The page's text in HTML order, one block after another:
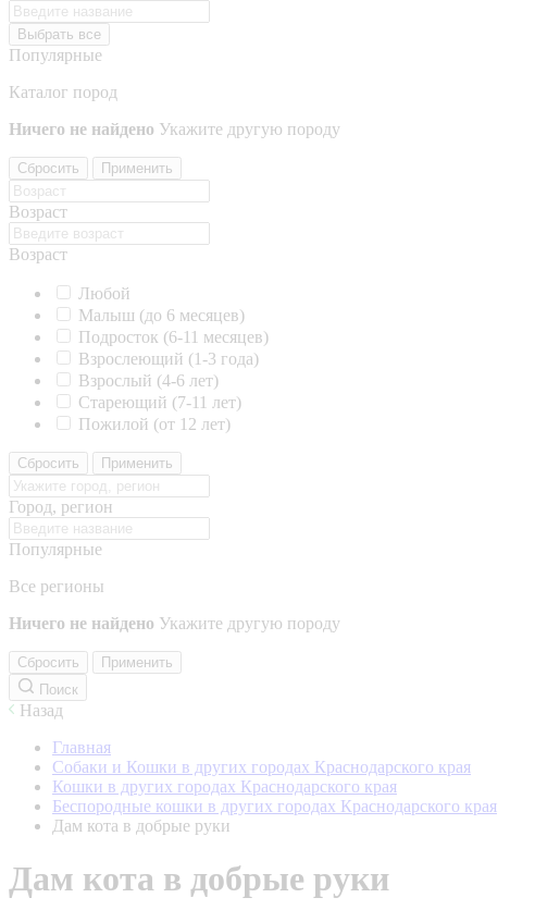
Выбрать все
Популярные
Каталог пород
Ничего не найдено Укажите другую породу
Сбросить Применить
Возраст
Возраст
Любой
Малыш (до 6 месяцев)
Подросток (6-11 месяцев)
Взрослеющий (1-3 года)
Взрослый (4-6 лет)
Стареющий (7-11 лет)
Пожилой (от 12 лет)
Сбросить Применить
Город, регион
Популярные
Все регионы
Ничего не найдено Укажите другую породу
Сбросить
Применить
Поиск
Назад
Главная
Собаки и Кошки в других городах Краснодарского края
Кошки в других городах Краснодарского края
Беспородные кошки в других городах Краснодарского края
Дам кота в добрые руки
Дам кота в добрые руки